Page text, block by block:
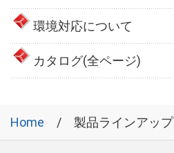
環境対応について
カタログ(全ページ)
Home 製品ラインアップ